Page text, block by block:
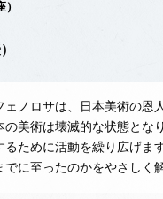
ノロサは、日本美術の恩
美術は壊滅的な状態とな
ために活動を繰り広げま
に至ったのかをやさしく